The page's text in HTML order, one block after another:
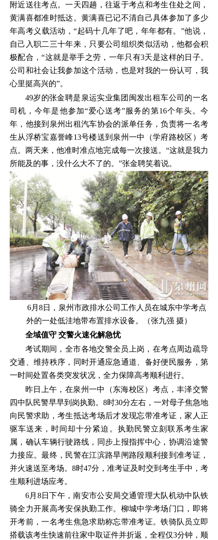
附近送往考点。一天四趟，往返于考点和考生住处之间，
黄满喜都准时抵达。黄满喜已记不清自己具体参加了多少
年高考义载活动，“起码十几年了吧，年年都有。”他说，
自己入职二三十年来，只要公司组织类似活动，他都会积
极配合，“这就是举手之劳，一年只有3天是这样的日子。
公司和社会让我参加这个活动，也是对我的一份认可，我
心里挺高兴的”。
49岁的张金聘是泉运实业集团闽发出租车公司的一名
司机，今年是他参加“爱心送考”服务的第16个年头。今
年，他接到泉州出租汽车协会的派单任务，负责将一名考
生从浮桥宝嘉誉峰13号楼送到泉州一中（学府路校区）考
点。两天来，他准时准点地完成每一次接送。“这就是我力
所能及的事，没什么大不了的。”张金聘笑着说。
6月8日，泉州市政排水公司工作人员在城东中学考点
外的一处低洼地带布置排水设备。（张九强 摄）
全域值守 交警火速化解急忧
考试期间，全市各地交警全员上岗，在考点周边疏导
交通、维持秩序，同时开通应急通道、备好便民服务，第
一时间处置各类突发状况，全力保障高考顺利进行。
昨日上午，在泉州一中（东海校区）考点，丰泽交警
四中队民警早早到岗执勤。8时30分左右，一对母子焦急地
向民警求助，考生抵达考场后才发现忘带准考证，家人正
驱车送来，时间却十分紧迫。执勤民警立刻联系考生家
属，确认车辆行驶路线，同步上报指挥中心，协调沿途警
力接应。最终，民警在江滨路旱闸路段顺利接到准考证，
并火速送至考场。8时47分，准考证及时交到考生手中，考
生顺利进场应考。
6月8日下午，南安市公安局交通管理大队机动中队铁
骑全力开展高考安保执勤工作。柳城中学考场门口，即将
开考前，一名考生焦急求助称忘带准考证。铁骑队员立即
搭载该考生快速前往家中取证件并折返，全程仅3分钟，顺